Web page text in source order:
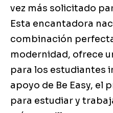
vez más solicitado
Esta encantadora
combinación
modernidad, ofrece
para los estudiantes
apoyo de Be Easy, el
para estudiar y